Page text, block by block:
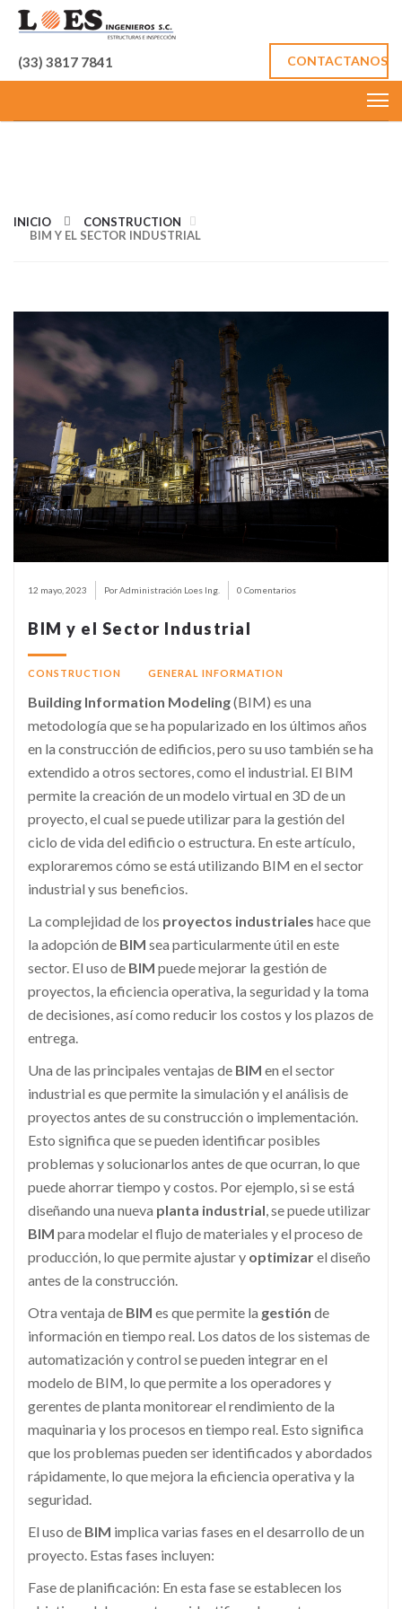
(33) 3817 7841 CONTACTANOS
INICIO
CONSTRUCTION
BIM Y EL SECTOR INDUSTRIAL
12 mayo, 2023 Por Administración Loes Ing. 0 Comentarios
BIM y el Sector Industrial
CONSTRUCTION GENERAL INFORMATION
Building Information Modeling(BIM) es una
metodología que se ha popularizado en los últimos años
en la construcción de edificios, pero su uso también se ha
extendido a otros sectores, como el industrial. El BIM
permite la creación de un modelo virtual en 3D de un
proyecto, el cual se puede utilizar para la gestión del
ciclo de vida del edificio o estructura. En este artículo,
exploraremos cómo se está utilizando BIM en el sector
industrial y sus beneficios.
La complejidad de los proyectos industriales hace que
la adopción de BIM sea particularmente útil en este
sector. El uso de BIM puede mejorar la gestión de
proyectos, la eficiencia operativa, la seguridad y la toma
de decisiones, así como reducir los costos y los plazos de
entrega.
Una de las principales ventajas de BIM en el sector
industrial es que permite la simulación y el análisis de
proyectos antes de su construcción o implementación.
Esto significa que se pueden identificar posibles
problemas y solucionarlos antes de que ocurran, lo que
puede ahorrar tiempo y costos. Por ejemplo, si se está
diseñando una nueva planta industrial , se puede utilizar
BIM para modelar el flujo de materiales y el proceso de
producción, lo que permite ajustar y optimizarel diseño
antes de la construcción.
Otra ventaja de BIM es que permite la gestión de
información en tiempo real. Los datos de los sistemas de
automatización y control se pueden integrar en el
modelo de BIM, lo que permite a los operadores y
gerentes de planta monitorear el rendimiento de la
maquinaria y los procesos en tiempo real. Esto significa
que los problemas pueden ser identificados y abordados
rápidamente, lo que mejora la eficiencia operativa y la
seguridad.
El uso de BIM implica varias fases en el desarrollo de un
proyecto. Estas fases incluyen:
Fase de planificación: En esta fase se establecen los